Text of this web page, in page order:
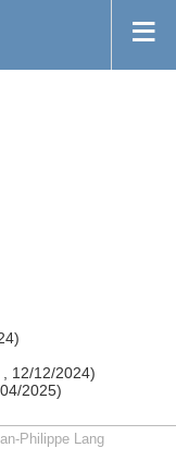
12/12/2024)
2025)
Philippe Lang